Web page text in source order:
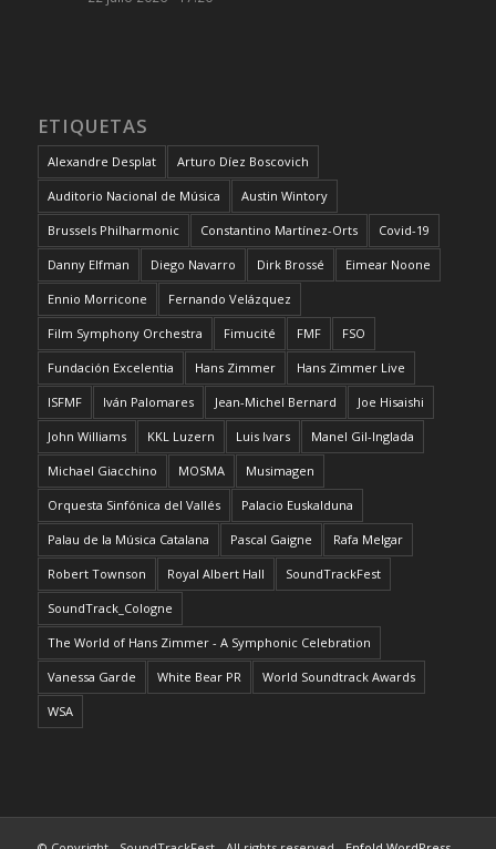
ETIQUETAS
Alexandre Desplat Arturo Díez Boscovich
Auditorio Nacional de Música Austin Wintory
Brussels Philharmonic Constantino Martínez-Orts Covid-19
Danny Elfman Diego Navarro Dirk Brossé Eimear Noone
Ennio Morricone Fernando Velázquez
Film Symphony Orchestra Fimucité FMF FSO
Fundación Excelentia Hans Zimmer Hans Zimmer Live
ISFMF Iván Palomares Jean-Michel Bernard Joe Hisaishi
John Williams KKL Luzern Luis Ivars Manel Gil-Inglada
Michael Giacchino MOSMA Musimagen
Orquesta Sinfónica del Vallés Palacio Euskalduna
Palau de la Música Catalana Pascal Gaigne Rafa Melgar
Robert Townson Royal Albert Hall SoundTrackFest
SoundTrack_Cologne
The World of Hans Zimmer - A Symphonic Celebration
Vanessa Garde White Bear PR World Soundtrack Awards
WSA